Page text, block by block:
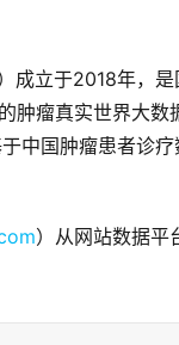
成立于2018年，
肿瘤真实世界大
中国肿瘤患者诊
）从网站数据平